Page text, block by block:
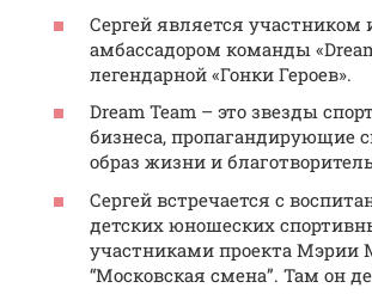
Сергей является участником
амбассадором команды
легендарной «Гонки Героев».
Dream Team – это звезды
бизнеса, пропагандирующие
образ жизни и
Сергей встречается с
детских юношеских
участниками проекта Мэрии
“Московская смена”. Там он